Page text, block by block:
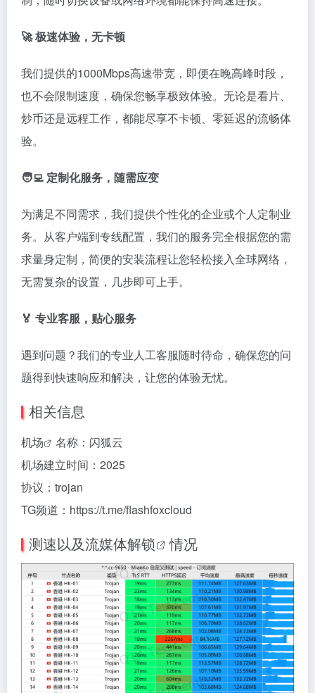
🚀 极速体验，无卡顿
我们提供的1000Mbps高速带宽，即便在晚高峰时段，
也不会限制速度，确保您畅享极致体验。无论是看片、
炒币还是远程工作，都能尽享不卡顿、零延迟的流畅体
验。
🧑‍💻 定制化服务，随需应变
为满足不同需求，我们提供个性化的企业或个人定制业
务。从客户端到专线配置，我们的服务完全根据您的需
求量身定制，简便的安装流程让您轻松接入全球网络，
无需复杂的设置，几步即可上手。
🏅 专业客服，贴心服务
遇到问题？我们的专业人工客服随时待命，确保您的问
题得到快速响应和解决，让您的体验无忧。
相关信息
机场
名称：闪狐云
机场建立时间：2025
协议：trojan
TG频道：https://t.me/flashfoxcloud
测速以及流媒体解锁 情况